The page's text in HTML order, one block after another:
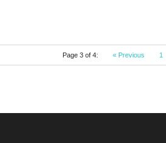
Page 3 of 4: « Previous 1